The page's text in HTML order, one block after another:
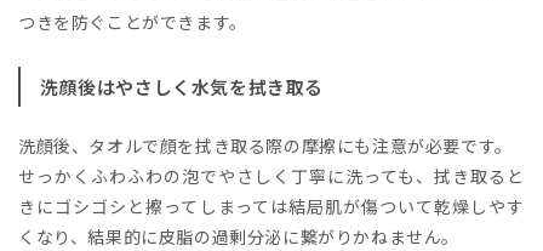
つきを防ぐことができます。
洗顔後はやさしく水気を拭き取る
洗顔後、タオルで顔を拭き取る際の摩擦にも注意が必要です。
せっかくふわふわの泡でやさしく丁寧に洗っても、拭き取ると
きにゴシゴシと擦ってしまっては結局肌が傷ついて乾燥しやす
くなり、結果的に皮脂の過剰分泌に繋がりかねません。